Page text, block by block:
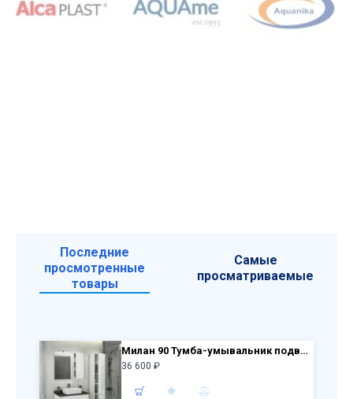
Последние
просмотренные
товары
Самые
просматриваемые
Милан 90 Тумба-умывальник подвесная 55х90х52 см Белая с графитовой столешницей, с рак. Comforty T-Y9378
36 600 ₽